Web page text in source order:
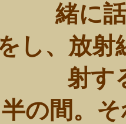
緒に
し、放射
射す
の間。